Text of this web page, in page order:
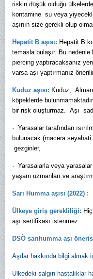
riskin düşük olduğu
kontamine su veya
aşının size gerekli olup
Hepatit B aşısı: Hepatit B
temasla bulaşır. Bu
piercing yaptıracaksanız
varsa aşı yaptırmanız
Kuduz aşısı: Kuduz,
köpeklerde
bir risk oluşturmaz. Aşı
· Yarasalar tarafından
bulunacak (macera
gezginler,
· Yarasalarla veya
yaşam uzmanları ve
Sarı Humma aşısı (2022) :
Ülkeye giriş gerekliliği:
aşı sertifikası istenmez.
DSÖ sarıhumma aşı
Aşılar hakkında bilgi almak
Ülkedeki salgın hastalıklar